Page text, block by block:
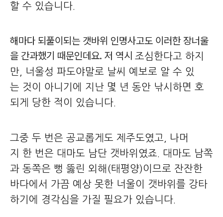
할 수 있습니다.
해마다 되풀이되는 갯바위 인명사고도 이러한 장너울
을 간과했기 때문인데요. 저 역시 조심한다고 하지
만, 너울성 파도야말로 날씨 예보로 알 수 있
는 것이 아니기에 지난 몇 년 동안 낚시하면 호
되게 당한 적이 있습니다.
그중 두 번은 공교롭게도 제주도였고, 나머
지 한 번은 대마도 남단 갯바위였죠. 대마도 남쪽
과 동쪽은 뻥 뚫린 외해(태평양)이므로 잔잔한
바다에서 가끔 예상 못한 너울이 갯바위를 강타
하기에 경각심을 가질 필요가 있습니다.